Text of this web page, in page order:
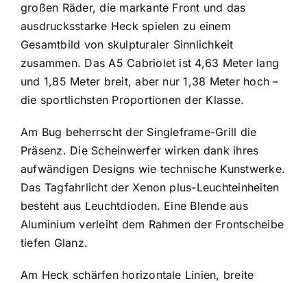
großen Räder, die markante Front und das
ausdrucksstarke Heck spielen zu einem
Gesamtbild von skulpturaler Sinnlichkeit
zusammen. Das A5 Cabriolet ist 4,63 Meter lang
und 1,85 Meter breit, aber nur 1,38 Meter hoch –
die sportlichsten Proportionen der Klasse.
Am Bug beherrscht der Singleframe-Grill die
Präsenz. Die Scheinwerfer wirken dank ihres
aufwändigen Designs wie technische Kunstwerke.
Das Tagfahrlicht der Xenon plus-Leuchteinheiten
besteht aus Leuchtdioden. Eine Blende aus
Aluminium verleiht dem Rahmen der Frontscheibe
tiefen Glanz.
Am Heck schärfen horizontale Linien, breite